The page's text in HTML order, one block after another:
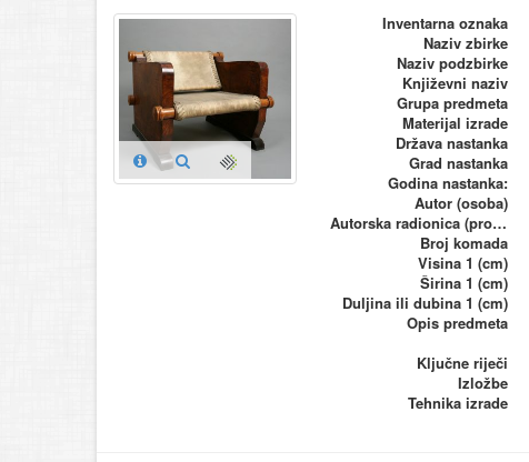
Inventarna oznaka
Naziv zbirke
Naziv podzbirke
Književni naziv
Grupa predmeta
Materijal izrade
Država nastanka
Grad nastanka
Godina nastanka:
Autor (osoba)
Autorska radionica (proizvođač)
Broj komada
Visina 1 (cm)
Širina 1 (cm)
Duljina ili dubina 1 (cm)
Opis predmeta
Ključne riječi
Izložbe
Tehnika izrade